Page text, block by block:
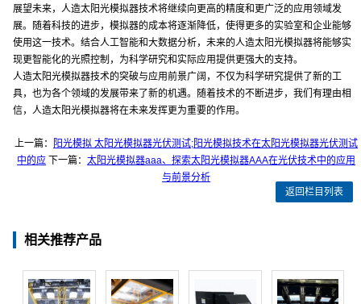
展望未来，人造太阳光模拟器技术将继续向更高的精度和更广泛的应用领域发
展。随着科技的进步，模拟器的成本将逐渐降低，使得更多的实验室和企业能够
使用这一技术。结合人工智能和大数据分析，未来的人造太阳光模拟器将能够实
现更智能化的光照控制，为科学研究和实际应用提供更强大的支持。
人造太阳光模拟器技术的突破与应用前景广阔，不仅为科学研究提供了新的工
具，也为各个领域的发展带来了新的机遇。随着技术的不断进步，我们有理由相
信，人造太阳光模拟器将在未来发挥更为重要的作用。
上一篇：
阳光模拟 太阳光模拟器光伏测试;阳光模拟技术在太阳光模拟器光伏测试
中的应 下一篇：太阳光模拟器aaa、探索太阳光模拟器AAA在光伏技术中的应用
与前景分析
返回栏目列表
相关推荐产品